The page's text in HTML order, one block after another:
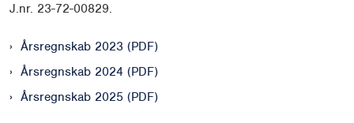
J.nr. 23-72-00829.
Årsregnskab 2023 (PDF)
Årsregnskab 2024 (PDF)
Årsregnskab 2025 (PDF)